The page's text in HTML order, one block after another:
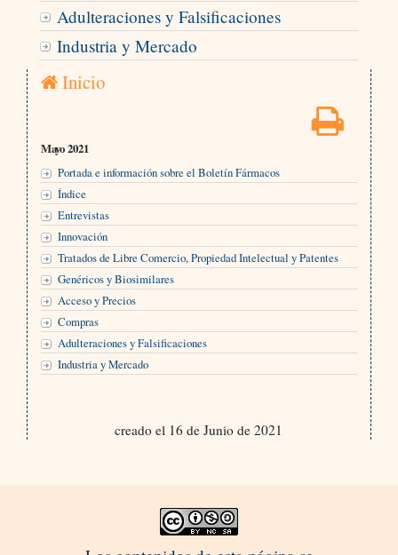
Adulteraciones y Falsificaciones
Industria y Mercado
Inicio
Mayo 2021
Portada e información sobre el Boletín Fármacos
Índice
Entrevistas
Innovación
Tratados de Libre Comercio, Propiedad Intelectual y Patentes
Genéricos y Biosimilares
Acceso y Precios
Compras
Adulteraciones y Falsificaciones
Industria y Mercado
creado el 16 de Junio de 2021